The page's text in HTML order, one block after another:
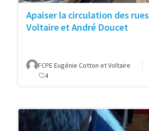
Apaiser la circulation des rues
Voltaire et André Doucet
FCPE Eugénie Cotton et Voltaire
4